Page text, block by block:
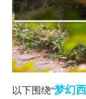
以下围绕“梦幻